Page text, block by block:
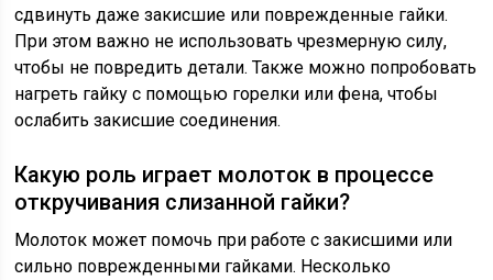
сдвинуть даже закисшие или поврежденные гайки.
При этом важно не использовать чрезмерную силу,
чтобы не повредить детали. Также можно попробовать
нагреть гайку с помощью горелки или фена, чтобы
ослабить закисшие соединения.
Какую роль играет молоток в процессе
откручивания слизанной гайки?
Молоток может помочь при работе с закисшими или
сильно поврежденными гайками. Несколько